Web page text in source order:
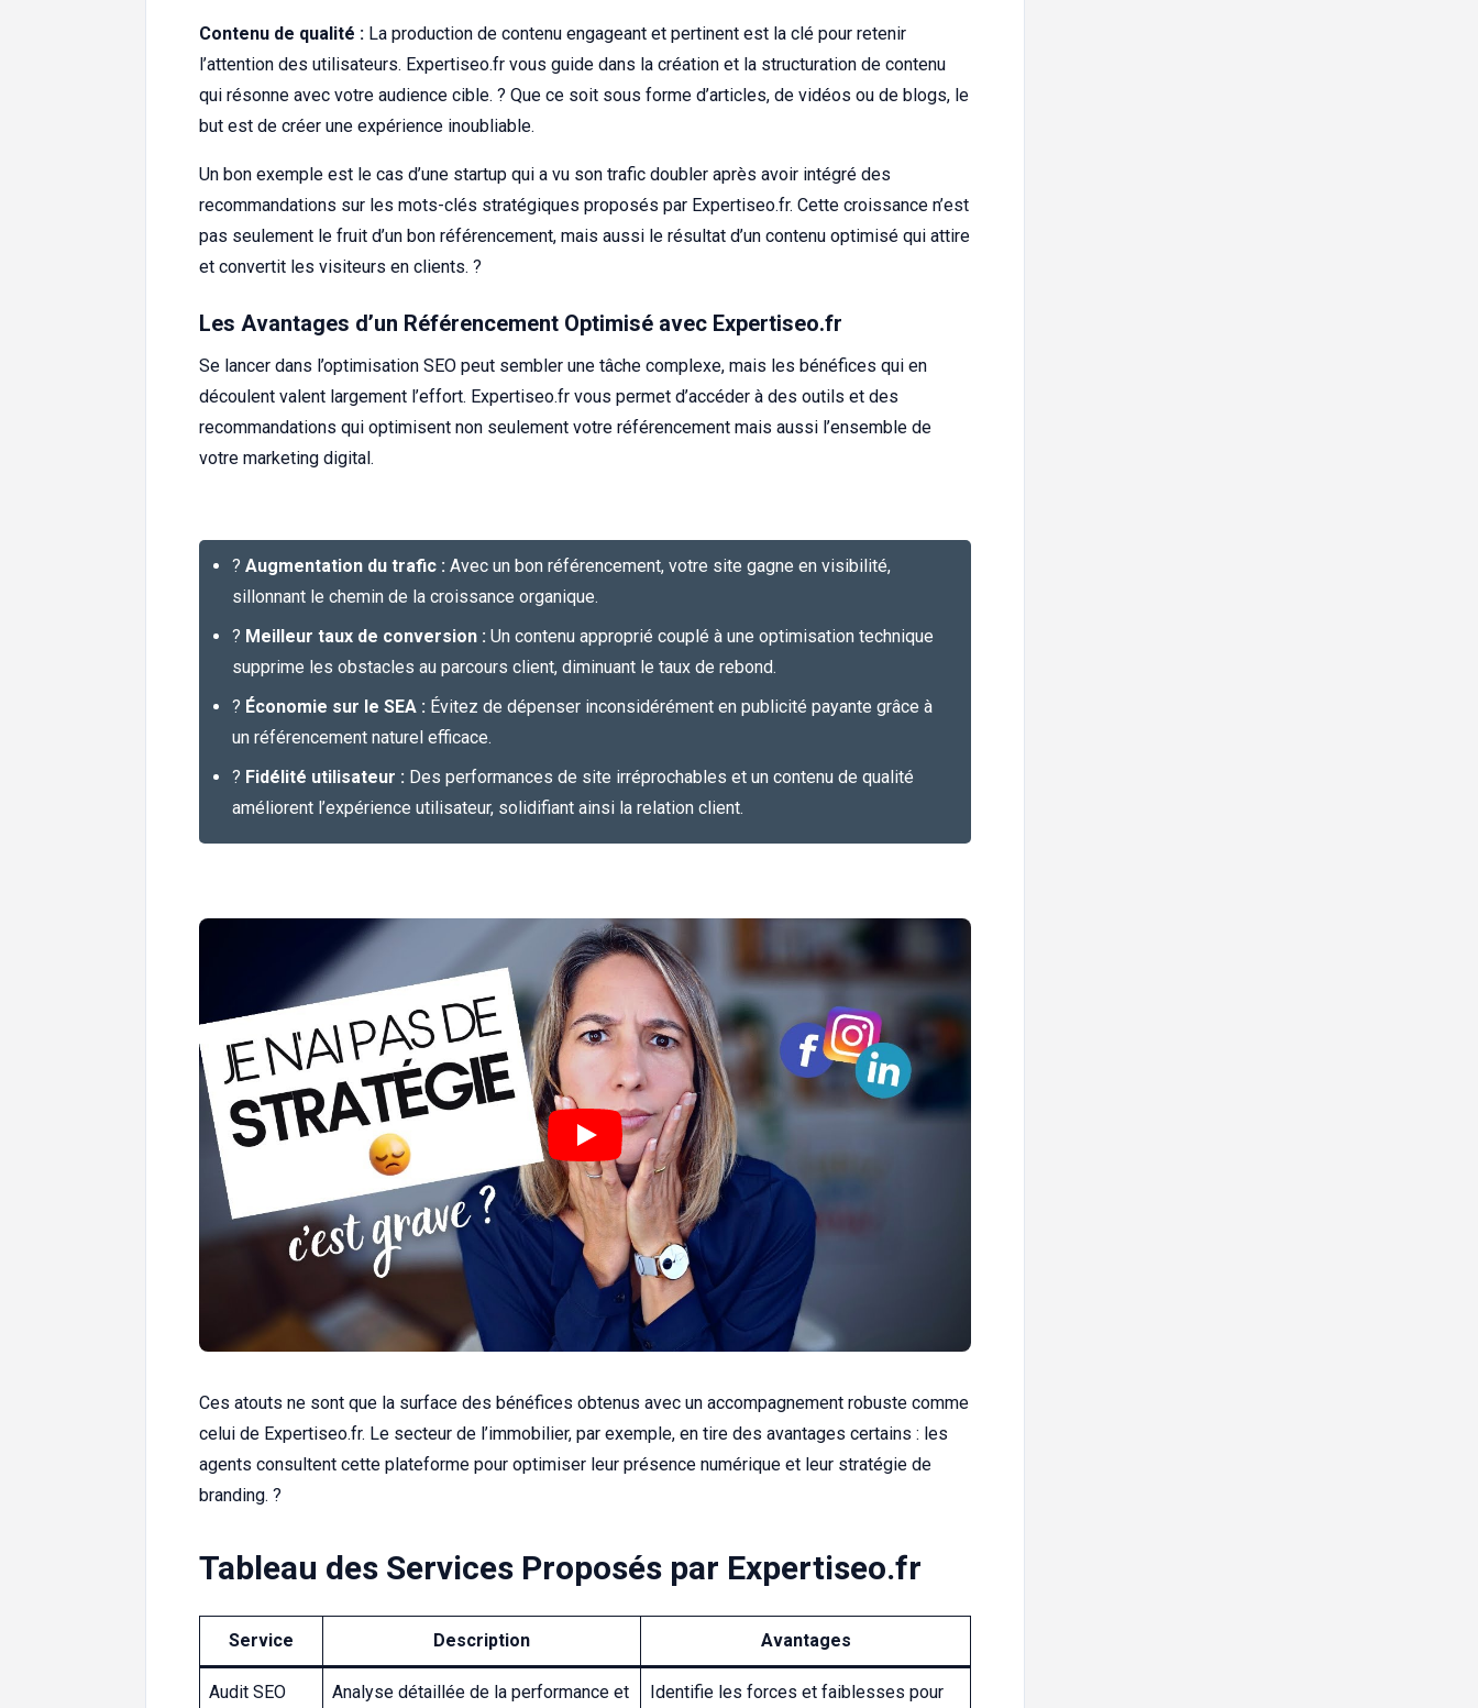
Contenu de qualité : La production de contenu engageant et pertinent est la clé pour retenir
l’attention des utilisateurs. Expertiseo.fr vous guide dans la création et la structuration de contenu
qui résonne avec votre audience cible. ? Que ce soit sous forme d’articles, de vidéos ou de blogs, le
but est de créer une expérience inoubliable.
Un bon exemple est le cas d’une startup qui a vu son trafic doubler après avoir intégré des
recommandations sur les mots-clés stratégiques proposés par Expertiseo.fr. Cette croissance n’est
pas seulement le fruit d’un bon référencement, mais aussi le résultat d’un contenu optimisé qui attire
et convertit les visiteurs en clients. ?
Les Avantages d’un Référencement Optimisé avec Expertiseo.fr
Se lancer dans l’optimisation SEO peut sembler une tâche complexe, mais les bénéfices qui en
découlent valent largement l’effort. Expertiseo.fr vous permet d’accéder à des outils et des
recommandations qui optimisent non seulement votre référencement mais aussi l’ensemble de
votre marketing digital.
? Augmentation du trafic : Avec un bon référencement, votre site gagne en visibilité,
sillonnant le chemin de la croissance organique.
? Meilleur taux de conversion : Un contenu approprié couplé à une optimisation technique
supprime les obstacles au parcours client, diminuant le taux de rebond.
? Économie sur le SEA : Évitez de dépenser inconsidérément en publicité payante grâce à
un référencement naturel efficace.
? Fidélité utilisateur : Des performances de site irréprochables et un contenu de qualité
améliorent l’expérience utilisateur, solidifiant ainsi la relation client.
Ces atouts ne sont que la surface des bénéfices obtenus avec un accompagnement robuste comme
celui de Expertiseo.fr. Le secteur de l’immobilier, par exemple, en tire des avantages certains : les
agents consultent cette plateforme pour optimiser leur présence numérique et leur stratégie de
branding. ?
Tableau des Services Proposés par Expertiseo.fr
Service Description Avantages
Audit SEO Analyse détaillée de la performance et Identifie les forces et faiblesses pour